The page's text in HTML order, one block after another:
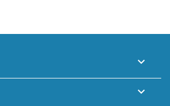

